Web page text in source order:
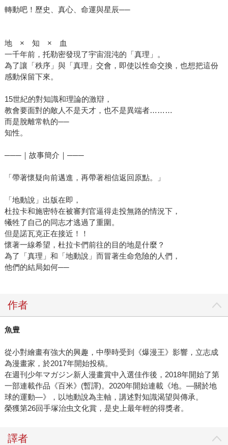
轉動吧！歷史、真心、命運與星辰──
地 × 知 × 血
一千年前，托勒密發現了宇宙混沌的「真理」。
為了讓「秩序」與「真理」交會，即使以性命交換，也想把這份
感動保留下來。
15世紀的對知識和理論的激辯，
教會要面對的敵人不是天才，也不是異端者………
而是脫離常軌的──
知性。
───｜故事簡介｜───
「帶著懷疑向前邁進，再帶著相信返回原點。」
「地動說」出版在即，
杜拉卡和施密特在被審判官逼得走投無路的情況下，
犧牲了自己的同志才逃過了重圍。
但是諾瓦克正在接近！！
懷著一線希望，杜拉卡們前往的目的地是什麼？
為了「真理」和「地動說」而冒著生命危險的人們，
他們的結局如何──
作者
魚豊
從小對繪畫有強大的興趣，中學時受到《爆漫王》影響，立志成
為漫畫家，於2017年開始投稿。
在週刊少年マガジン新人漫畫賞中入選佳作後，2018年開始了第
一部連載作品《百米》(暫譯)。2020年開始連載《地。—關於地
球的運動—》，以地動說為主軸，講述對知識渴望與傳承。
榮獲第26回手塚治虫文化賞，是史上最年輕的得獎者。
譯者